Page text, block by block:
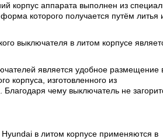
корпус аппарата выполнен из
которого получается путём литья
выключателя в литом корпусе
является удобное размещение
корпуса, изготовленного из
чему выключатель не
в литом корпусе применяются в